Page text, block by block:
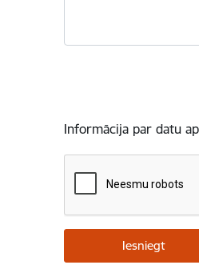
Informācija par datu